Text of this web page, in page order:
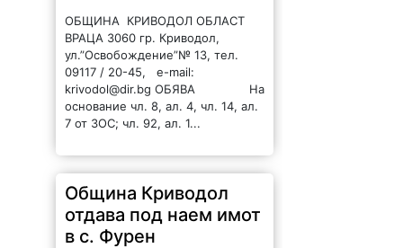
ОБЩИНА КРИВОДОЛ ОБЛАСТ
ВРАЦА 3060 гр. Криводол,
ул.”Освобождение”№ 13, тел.
09117 / 20-45, e-mail:
krivodol@dir.bg ОБЯВА На
основание чл. 8, ал. 4, чл. 14, ал.
7 от ЗОС; чл. 92, ал. 1...
Община Криводол
отдава под наем имот
в с. Фурен